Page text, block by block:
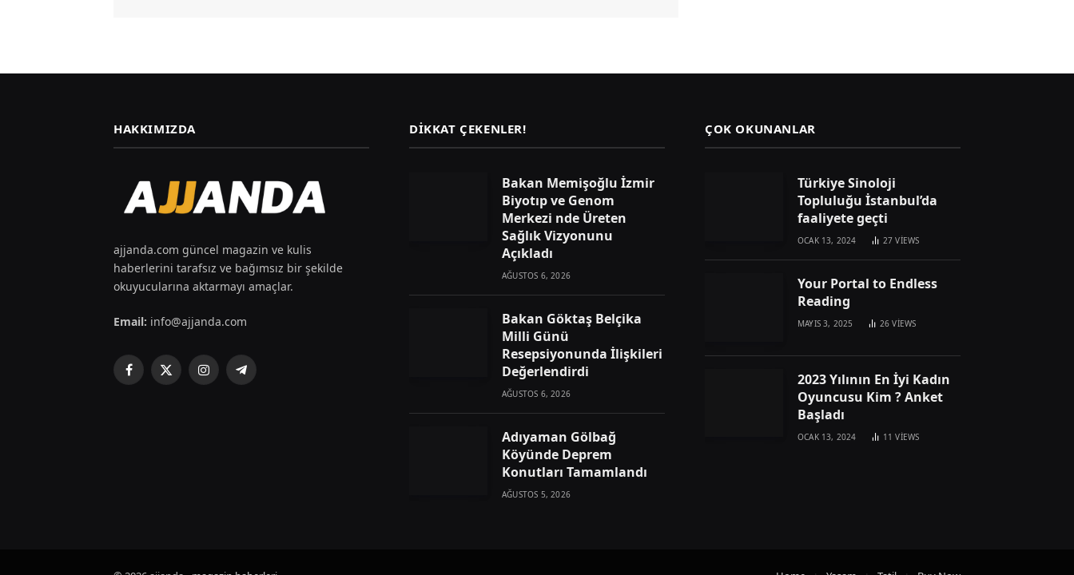
HAKKIMIZDA
ajjanda.com güncel magazin ve kulis
haberlerini tarafsız ve bağımsız bir şekilde
okuyucularına aktarmayı amaçlar.
Email: info@ajjanda.com
Facebook
X
InstagramTelegram
DIKKAT ÇEKENLER!
Bakan Memişoğlu İzmir
Biyotıp ve Genom
Merkezi nde Üreten
Sağlık Vizyonunu
Açıkladı
AĞUSTOS 6, 2026
Bakan Göktaş Belçika
Milli Günü
Resepsiyonunda İlişkileri
Değerlendirdi
AĞUSTOS 6, 2026
Adıyaman Gölbağ
Köyünde Deprem
Konutları Tamamlandı
AĞUSTOS 5, 2026
ÇOK OKUNANLAR
Türkiye Sinoloji
Topluluğu İstanbul’da
faaliyete geçti
OCAK 13, 2024 27VIEWS
Your Portal to Endless
Reading
MAYIS 3, 2025 26VIEWS
2023 Yılının En İyi Kadın
Oyuncusu Kim ? Anket
Başladı
OCAK 13, 2024 11VIEWS